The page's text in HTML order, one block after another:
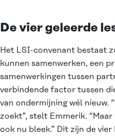
De vier geleerde
Het LSI-convenant bestaat
kunnen samenwerken, een
samenwerkingen tussen
verbindende factor tussen
van ondermijning wél nieuw.
zoekt”, stelt Emmerik.
ook nu bleek.” Dit zijn de